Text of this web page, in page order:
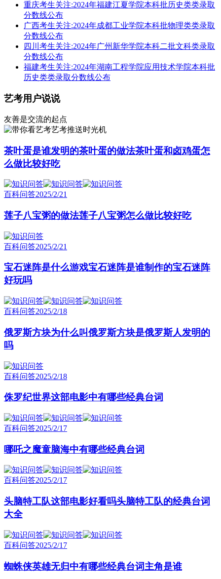
重庆考生关注:2024年福建江夏学院本科批历史类类录取
分数线公布
广西考生关注:2024年成都工业学院本科批物理类类录取
分数线公布
四川考生关注:2024年广州新华学院本科二批文科类录取
分数线公布
福建考生关注:2024年湖南工程学院应用技术学院本科批
历史类类录取分数线公布
艺考用户说说
友善是交流的起点
艺考推送时光机
茶叶蛋是谁发明的茶叶蛋的做法茶叶蛋和卤鸡蛋怎
么做比较好吃
百科问答2025/2/21
莲子八宝粥的做法莲子八宝粥怎么做比较好吃
百科问答2025/2/21
宝石迷阵是什么游戏宝石迷阵是谁制作的宝石迷阵
好玩吗
百科问答2025/2/18
俄罗斯方块为什么叫俄罗斯方块是俄罗斯人发明的
吗
百科问答2025/2/18
侏罗纪世界这部电影中有哪些经典台词
百科问答2025/2/17
哪吒之魔童脑海中有哪些经典台词
百科问答2025/2/17
头脑特工队这部电影好看吗头脑特工队的经典台词
大全
百科问答2025/2/17
蜘蛛侠英雄无归中有哪些经典台词主角是谁